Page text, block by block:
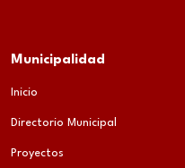
Municipalidad
Inicio
Directorio Municipal
Proyectos